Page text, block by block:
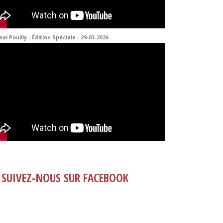
Pouilly - Édition Spéciale - 29-03-2026
SUIVEZ-NOUS SUR FACEBOOK